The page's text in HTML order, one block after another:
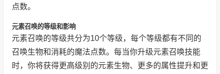
点数。
元素召唤的等级和影响
元素召唤的等级共分为10个等级，每个等级都有不同的
召唤生物和消耗的魔法点数。每当你升级元素召唤技能
时，你将获得更高级别的元素生物、更多的属性提升和更